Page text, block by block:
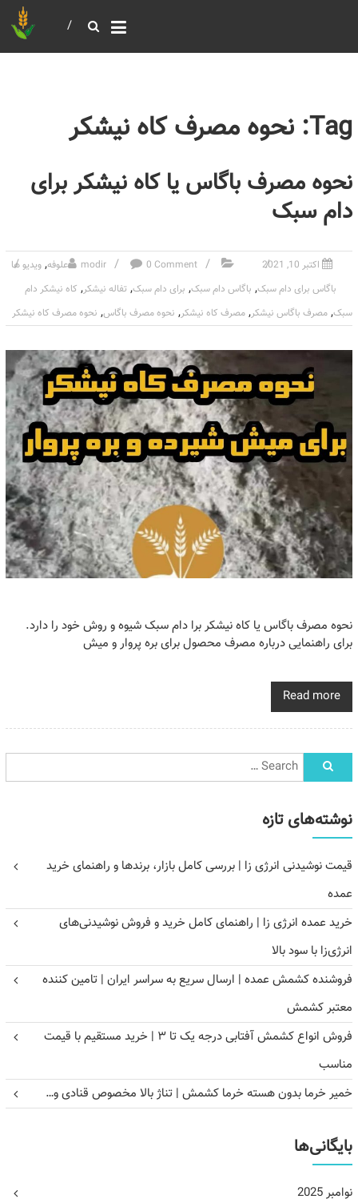
Tag: نحوه مصرف کاه نیشکر
نحوه مصرف باگاس یا کاه نیشکر برای
دام سبک
اکتبر 10, 2021 modir 0 Comment علوفه, ویدیو ها
باگاس برای دام سبک, باگاس دام سبک, برای دام سبک, تفاله نیشکر, کاه نیشکر دام
سبک, مصرف باگاس نیشکر, مصرف کاه نیشکر, نحوه مصرف باگاس, نحوه مصرف کاه نیشکر
نحوه مصرف باگاس یا کاه نیشکر برا دام سبک شیوه و روش خود را دارد.
برای راهنمایی درباره مصرف محصول برای بره پروار و میش
Read more
نوشته‌های تازه
قیمت نوشیدنی انرژی زا | بررسی کامل بازار، برندها و راهنمای خرید
عمده
خرید عمده انرژی زا | راهنمای کامل خرید و فروش نوشیدنی‌های
انرژی‌زا با سود بالا
فروشنده کشمش عمده | ارسال سریع به سراسر ایران | تامین کننده
معتبر کشمش
فروش انواع کشمش آفتابی درجه یک تا ۳ | خرید مستقیم با قیمت
مناسب
خمیر خرما بدون هسته خرما کشمش | تناژ بالا مخصوص قنادی و…
بایگانی‌ها
نوامبر 2025